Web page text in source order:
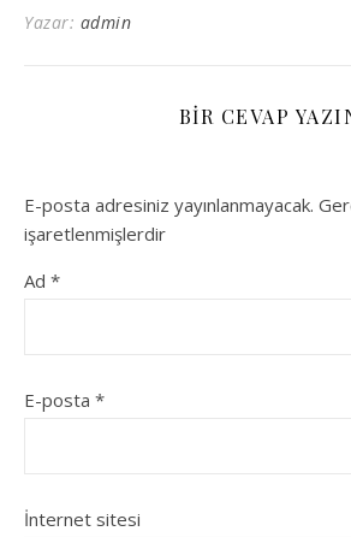
Yazar: admin
BIR CEVAP
E-posta adresiniz yayınlanmayacak.
işaretlenmişlerdir
Ad *
E-posta *
İnternet sitesi